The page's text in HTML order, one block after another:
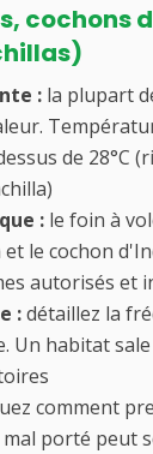
cochons
: la plupart
de 28°C
: le foin à
le cochon
autorisés et
:détaillez la
Un habitat
comment
porté peut